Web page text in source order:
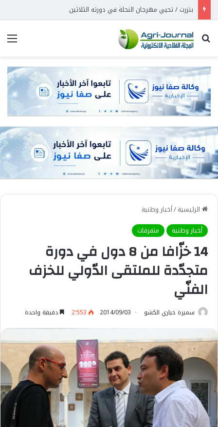
بنزرت / تحيي مهرجان النحلة في دورته الثلاثين
بحث عن
الرئيسية/أخبار وطنية
أخبار وطنية
متفرقات
14 خزّافا من 8 دول في دورة
متجدّدة للملتقى الدّولي للخزف
الفنّي
سميرة خياري الكشو 2014/09/03 2٬553 دقيقة واحدة